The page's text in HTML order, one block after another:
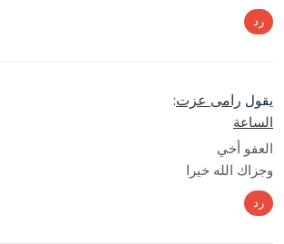
رد
يقول رامى عزت:
الساعة
العفو أخي
وجزاك الله خيرا
رد